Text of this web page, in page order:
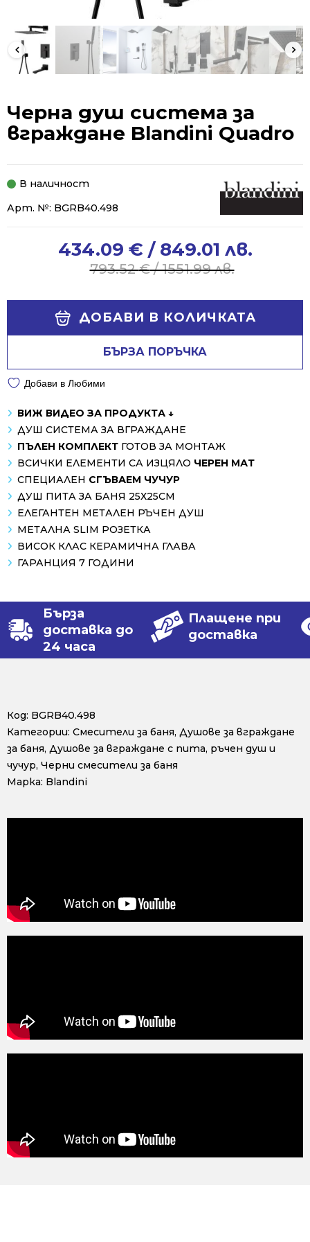
Черна душ система за
вграждане Blandini Quadro
В наличност
Арт. №: BGRB40.498
793.52€/ 1551.99 лв.
793.52 €
434.09 € / 849.01 лв.
434.09 €
ДОБАВИ В КОЛИЧКАТА
БЪРЗА ПОРЪЧКА
Добави в Любими
ВИЖ ВИДЕО ЗА ПРОДУКТА ↓
ДУШ СИСТЕМА ЗА ВГРАЖДАНЕ
ПЪЛЕН КОМПЛЕКТ ГОТОВ ЗА МОНТАЖ
ВСИЧКИ ЕЛЕМЕНТИ СА ИЗЦЯЛО ЧЕРЕН МАТ
СПЕЦИАЛЕН СГЪВАЕМ ЧУЧУР
ДУШ ПИТА ЗА БАНЯ 25Х25СМ
ЕЛЕГАНТЕН МЕТАЛЕН РЪЧЕН ДУШ
МЕТАЛНА SLIM РОЗЕТКА
ВИСОК КЛАС КЕРАМИЧНА ГЛАВА
ГАРАНЦИЯ 7 ГОДИНИ
Бърза
доставка до
24 часа
Плащене при
доставка
Код: BGRB40.498
Категории: Смесители за баня, Душове за вграждане
за баня, Душове за вграждане с пита, ръчен душ и
чучур, Черни смесители за баня
Марка: Blandini